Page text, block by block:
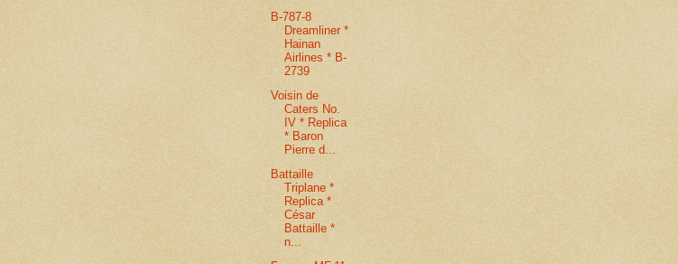
B-787-8
Dreamliner *
Hainan
Airlines * B-
2739
Voisin de
Caters No.
IV * Replica
* Baron
Pierre d...
Battaille
Triplane *
Replica *
César
Battaille *
n...